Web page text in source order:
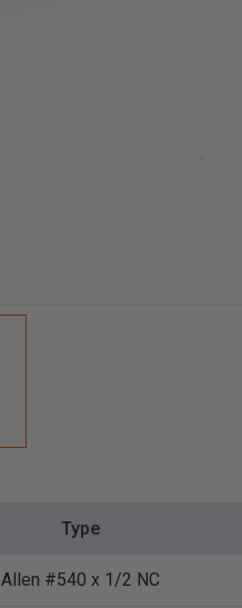
Type
Allen #540 x 1/2 NC